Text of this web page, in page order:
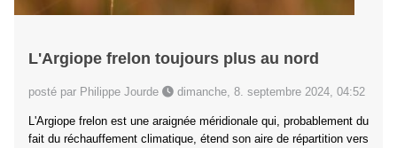
L'Argiope frelon toujours plus au nord
posté par Philippe Jourde dimanche, 8. septembre 2024, 04:52
L'Argiope frelon est une araignée méridionale qui, probablement du
fait du réchauffement climatique, étend son aire de répartition vers